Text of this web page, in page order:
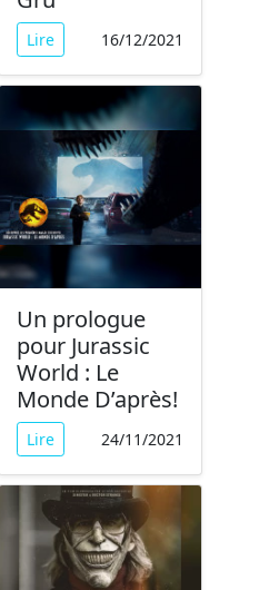
Lire 16/12/2021
Un prologue
pour Jurassic
World : Le
Monde D’après!
Lire 24/11/2021